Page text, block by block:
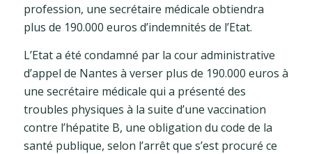
profession, une secrétaire médicale obtiendra
plus de 190.000 euros d’indemnités de l’Etat.
L’Etat a été condamné par la cour administrative
d’appel de Nantes à verser plus de 190.000 euros à
une secrétaire médicale qui a présenté des
troubles physiques à la suite d’une vaccination
contre l’hépatite B, une obligation du code de la
santé publique, selon l’arrêt que s’est procuré ce